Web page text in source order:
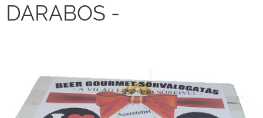
DARABOS -